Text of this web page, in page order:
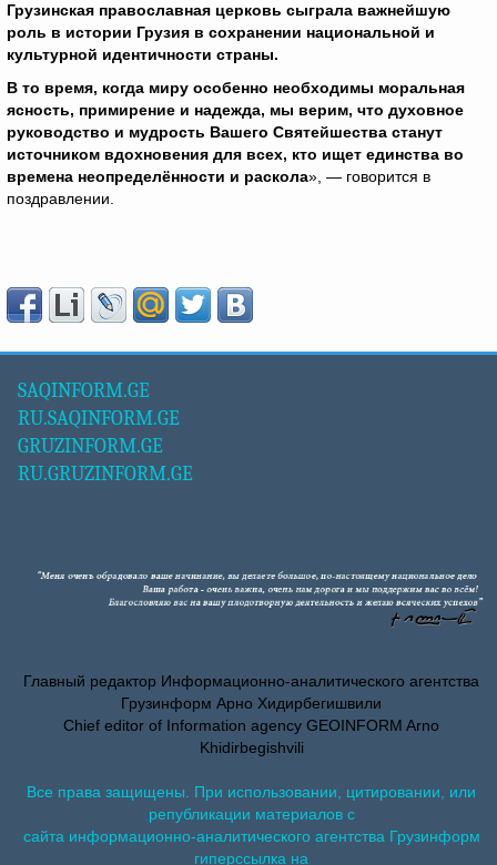
Грузинская православная церковь сыграла важнейшую
роль в истории Грузия в сохранении национальной и
культурной идентичности страны.
В то время, когда миру особенно необходимы моральная
ясность, примирение и надежда, мы верим, что духовное
руководство и мудрость Вашего Святейшества станут
источником вдохновения для всех, кто ищет единства во
времена неопределённости и раскола», — говорится в
поздравлении.
SAQINFORM.GE
RU.SAQINFORM.GE
GRUZINFORM.GE
RU.GRUZINFORM.GE
Главный редактор Информационно-аналитического агентства
Грузинформ Арно Хидирбегишвили
Chief editor of Information agency GEOINFORM Arno
Khidirbegishvili
Все права защищены. При использовании, цитировании, или
републикации материалов с
сайта информационно-аналитического агентства Грузинформ
гиперссылка на